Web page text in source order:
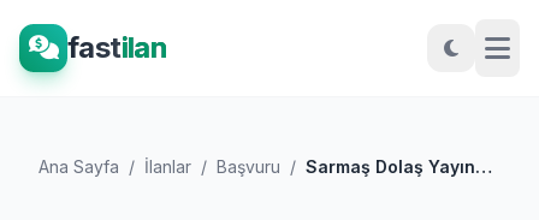
fastilan
Ana Sayfa / İlanlar / Başvuru / Sarmaş Dolaş Yayıncı Girişi